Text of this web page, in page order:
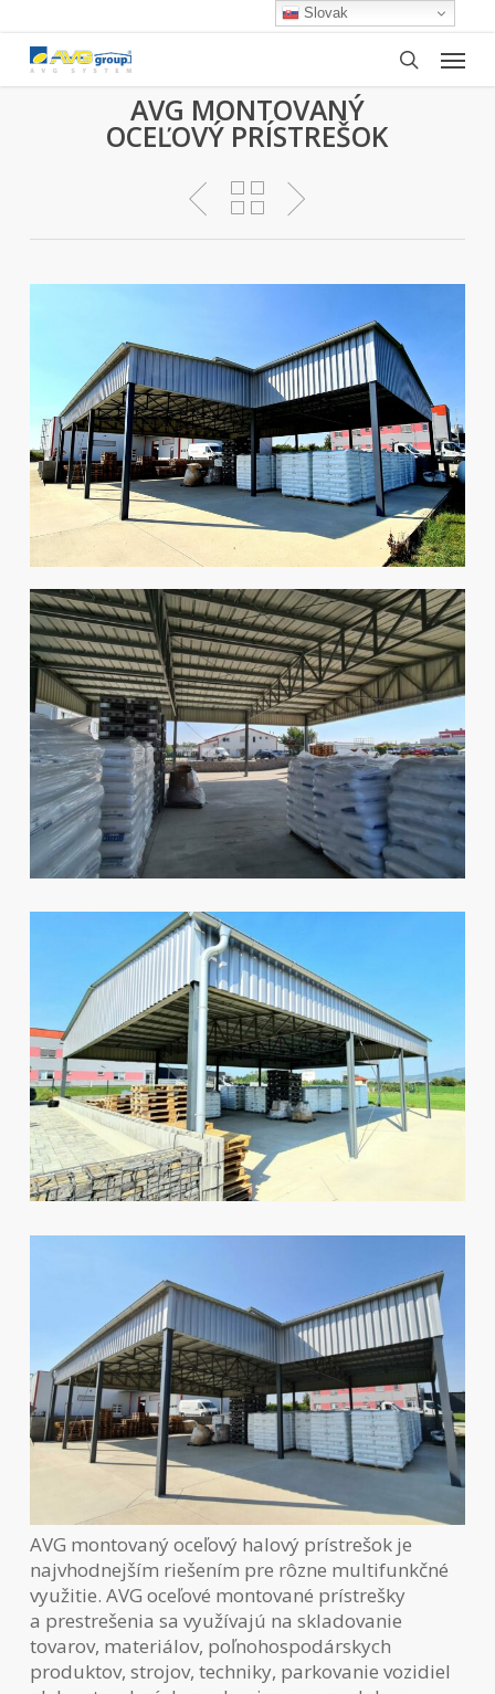
main
content
search
Menu
AVG MONTOVANÝ
OCEĽOVÝ PRÍSTREŠOK
AVG montovaný oceľový halový prístrešok je
najvhodnejším riešením pre rôzne multifunkčné
využitie. AVG oceľové montované prístrešky
a prestrešenia sa využívajú na skladovanie
tovarov, materiálov, poľnohospodárskych
produktov, strojov, techniky, parkovanie vozidiel
Slovak